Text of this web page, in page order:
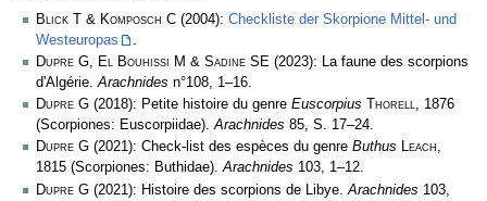
Blick T & Komposch C (2004): Checkliste der Skorpione Mittel- und
Westeuropas
Dupre G, El Bouhissi M & Sadine SE (2023): La faune des scorpions
d'Algérie. Arachnides n°108, 1–16.
Dupre G (2018): Petite histoire du genre Euscorpius Thorell, 1876
(Scorpiones: Euscorpiidae).Arachnides 85, S. 17–24.
Dupre G (2021): Check-list des espèces du genre Buthus Leach,
1815 (Scorpiones: Buthidae).Arachnides 103, 1­–12.
Dupre G (2021): Histoire des scorpions de Libye. Arachnides 103,